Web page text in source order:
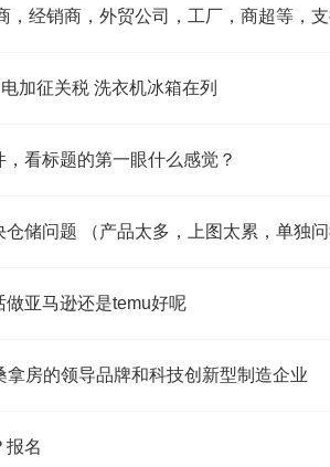
，经销商，外贸公司，工厂，商超等，
加征关税 洗衣机冰箱在列
看标题的第一眼什么感觉？
储问题 （产品太多，上图太累，单独问
亚马逊还是temu好呢
拿房的领导品牌和科技创新型制造企业
报名